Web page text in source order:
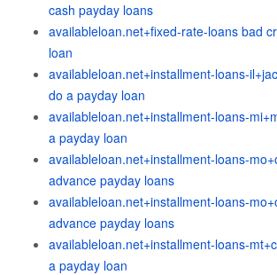
cash payday loans
availableloan.net+fixed-rate-loans bad
loan
availableloan.net+installment-loans-
do a payday loan
availableloan.net+installment-loans-
a payday loan
availableloan.net+installment-loans-
advance payday loans
availableloan.net+installment-loans-
advance payday loans
availableloan.net+installment-loans-
a payday loan